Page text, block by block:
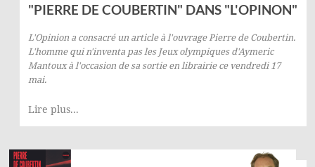
"PIERRE DE COUBERTIN" DANS "L'OPINON"
L'Opinion a consacré un article à l'ouvrage Pierre de Coubertin.
L'homme qui n'inventa pas les Jeux olympiquesd'Aymeric
Mantoux à l'occasion de sa sortie en librairie ce vendredi 17
mai.
Lire plus...